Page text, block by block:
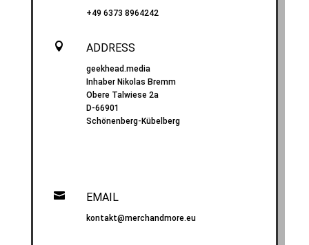
+49 6373 8964242
 ADDRESS
geekhead.media
Inhaber Nikolas Bremm
Obere Talwiese 2a
D-66901
Schönenberg-Kübelberg
 EMAIL
kontakt@merchandmore.eu